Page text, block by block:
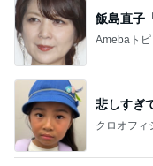
飯島直子
Amebaトピ
悲しすぎ
クロオフィ